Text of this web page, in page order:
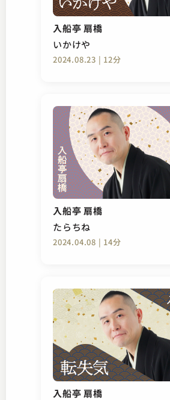
入船亭 扇橋
いかけや
2024.08.23 | 12分
入船亭 扇橋
たらちね
2024.04.08 | 14分
入船亭 扇橋